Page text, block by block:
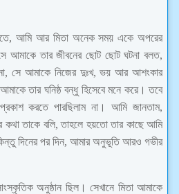
আমি আর মিতা অনেক সময় একে অপরের
আমাকে তার জীবনের ছোট ছোট ঘটনা বলত,
সে আমাকে নিজের দুঃখ, ভয় আর আশংকার
তার ঘনিষ্ঠ বন্ধু হিসেবে মনে করে। তবে
করতে পারছিলাম না। আমি জানতাম,
কথা তাকে বলি, তাহলে হয়তো তার কাছে আমি
দিনের পর দিন, আমার অনুভূতি আরও গভীর
অনুষ্ঠান ছিল। সেখানে মিতা আমাকে